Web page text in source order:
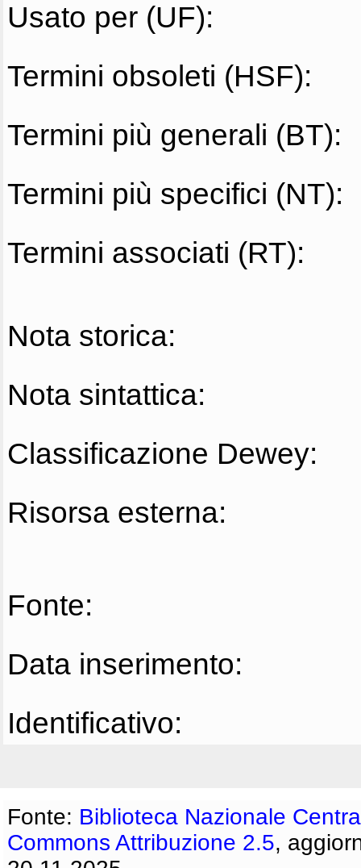
Usato per (UF):
Termini obsoleti (HSF):
Termini più generali (BT):
Termini più specifici (NT):
Termini associati (RT):
Nota storica:
Nota sintattica:
Classificazione Dewey:
Risorsa esterna:
Fonte:
Data inserimento:
Identificativo:
Fonte: Biblioteca Nazionale
Commons Attribuzione 2.5,